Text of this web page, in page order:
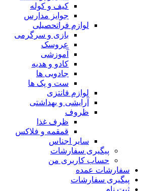
کیف و کوله
جوایز مدارس
لوازم فراتحصیلی
بازی و سرگرمی
عروسک
آموزشی
کادو و هدیه
جادویی ها
ست و پک ها
لوازم فانتزی
آرایشی و بهداشتی
ظروف
ظرف غذا
قمقمه و فلاکس
سایر اجناس
پیگیری سفارشات
حساب کاربری من
سفارشات عمده
پیگیری سفارشات
ثبت نام